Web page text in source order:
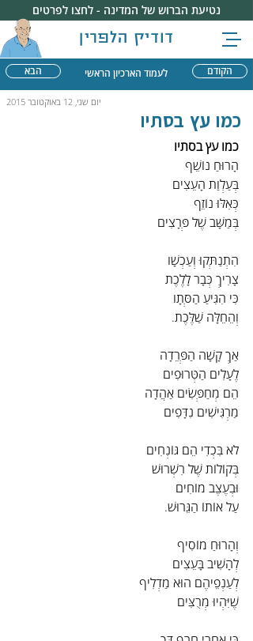
דודיק הלפרין
נטיעת הברוש של המדינה - לחצו לפרטים
הבא הקודם לעמוד הארכיון הראשי
יום שני, 12 באוקטובר 2015
כמו עץ בסתיו
כמו עץ בסתיו
הָרוּחַ נוֹשֵׁף
בְּעַלְוַת הָעֵצִים
כְּאִלּוּ נוֹזֵף
בְּמַשָּׁב שֶׁל פְּרָצִים
הִתְנַתְּקוּ וְעַכְשָׁו
צָרִיךְ כְּבָר לָלֶכֶת
כִּי הִגִּיעַ הַסְּתָו
וְהֵחֵלָּה שַׁלֶּכֶת.
אַךְ קָשָׁה הַפְּרֵדָה
לֶעָלִים הַטְּרוּפִים
הֵם מְחַפְּשִׂים אַהֲדָה
מַרְגִּישִׁים נִדָּפִים
לֹא בִּכְדִי הֵם גּוֹנְחִים
בְּקוֹלוֹת שֶׁל רִשְׁרוּשׁ
וּבְעֶצֶב מוֹחִים
עַל אוֹתוֹ הַגֵּרוּשׁ.
וְהָרוּחַ מוֹסִיף
לְהָשִׁיב בָּעֵצִים
לְעַנְפֵיהֶם הוּא מַדְלִיף
שֶׁיִּהְיוּ מְרֻצִּים